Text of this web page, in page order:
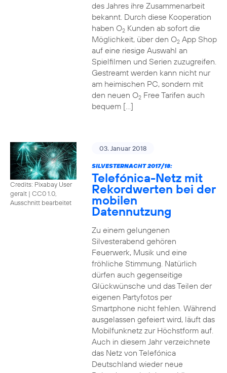
des Jahres ihre Zusammenarbeit
bekannt. Durch diese Kooperation
haben O2Kunden ab sofort die
Möglichkeit, über den O2App Shop
auf eine riesige Auswahl an
Spielfilmen und Serien zuzugreifen.
Gestreamt werden kann nicht nur
am heimischen PC, sondern mit
den neuen O2Free Tarifen auch
bequem […]
Credits: Pixabay User
geralt | CC0 1.0,
Ausschnitt bearbeitet
03. Januar 2018
SILVESTERNACHT 2017/18:
Telefónica-Netz mit
Rekordwerten bei der
mobilen
Datennutzung
Zu einem gelungenen
Silvesterabend gehören
Feuerwerk, Musik und eine
fröhliche Stimmung. Natürlich
dürfen auch gegenseitige
Glückwünsche und das Teilen der
eigenen Partyfotos per
Smartphone nicht fehlen. Während
ausgelassen gefeiert wird, läuft das
Mobilfunknetz zur Höchstform auf.
Auch in diesem Jahr verzeichnete
das Netz von Telefónica
Deutschland wieder neue